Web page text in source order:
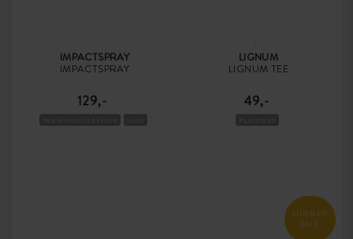
IMPACTSPRAY
IMPACTSPRAY
129,-
LIGNUM
LIGNUM TEE
49,-
SUMMER
SALE